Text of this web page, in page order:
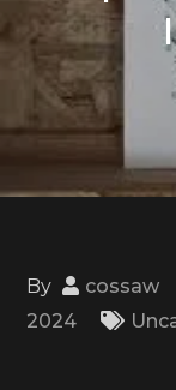
By cossaw
2024